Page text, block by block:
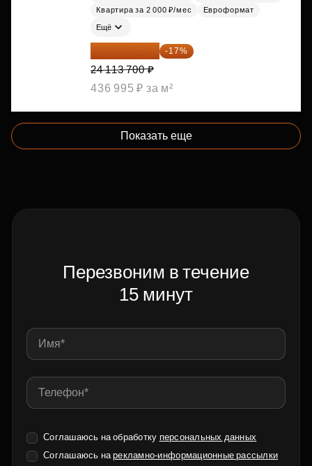
Квартира за 2 000 ₽/мес
Евроформат
Ещё
20 014 371 ₽ -17%
24 113 700 ₽
436 995 ₽ за м²
Показать еще
Перезвоним в течение
15 минут
Соглашаюсь на обработку персональных данных
Соглашаюсь нарекламно-информационные рассылки